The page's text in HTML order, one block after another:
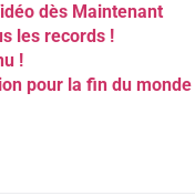
dès Maintenant
les records !
!
pour la fin du